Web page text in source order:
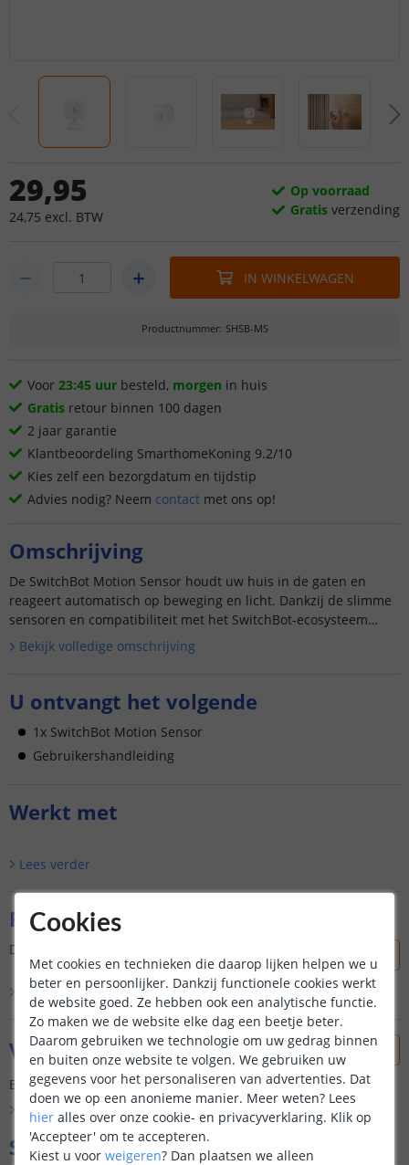
29,95
24,75 excl. BTW
Op voorraad
Gratis verzending
IN WINKELWAGEN
Productnummer: SHSB-MS
Voor 23:45 uur besteld, morgen in huis
Gratis retour binnen 100 dagen
2 jaar garantie
Klantbeoordeling SmarthomeKoning 9.2/10
Kies zelf een bezorgdatum en tijdstip
Advies nodig? Neem contact met ons op!
Omschrijving
De SwitchBot Motion Sensor houdt uw huis in de gaten en
reageert automatisch op beweging en licht. Dankzij de slimme
sensoren en compatibiliteit met het SwitchBot-ecosysteem
maakt u moeiteloos slimme automatiseringen in huis – zonder
Bekijk volledige omschrijving
U ontvangt het volgende
1x SwitchBot Motion Sensor
Gebruikershandleiding
Werkt met
Lees verder
Reviews
Dit product is nog niet beoordeeld door onze klanten.
Bekijk alle 0 reviews
Vraag & antwoord
Er is nog geen vraag gesteld over dit product.
Bekijk alle
Vraag & antwoord
Specificaties
Cookies
Met cookies en technieken die daarop lijken helpen we u
beter en persoonlijker. Dankzij functionele cookies werkt
de website goed. Ze hebben ook een analytische functie.
Zo maken we de website elke dag een beetje beter.
Daarom gebruiken we technologie om uw gedrag binnen
en buiten onze website te volgen. We gebruiken uw
gegevens voor het personaliseren van advertenties. Dat
doen we op een anonieme manier. Meer weten? Lees
hier alles over onze cookie- en privacyverklaring. Klik op
'Accepteer' om te accepteren.
Kiest u voor weigeren? Dan plaatsen we alleen